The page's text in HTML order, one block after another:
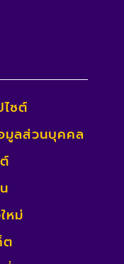
ไซต์
มูลส่วนบุคคล
หม่
ต